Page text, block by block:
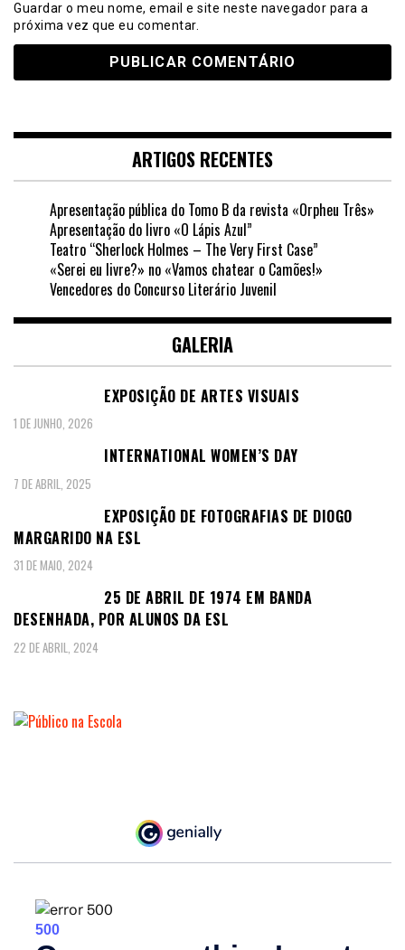
Guardar o meu nome, email e site neste navegador para a
próxima vez que eu comentar.
ARTIGOS RECENTES
Apresentação pública do Tomo B da revista «Orpheu Três»
Apresentação do livro «O Lápis Azul”
Teatro “Sherlock Holmes – The Very First Case”
«Serei eu livre?» no «Vamos chatear o Camões!»
Vencedores do Concurso Literário Juvenil
GALERIA
EXPOSIÇÃO DE ARTES VISUAIS
1 DE JUNHO, 2026
INTERNATIONAL WOMEN’S DAY
7 DE ABRIL, 2025
EXPOSIÇÃO DE FOTOGRAFIAS DE DIOGO
MARGARIDO NA ESL
31 DE MAIO, 2024
25 DE ABRIL DE 1974 EM BANDA
DESENHADA, POR ALUNOS DA ESL
22 DE ABRIL, 2024